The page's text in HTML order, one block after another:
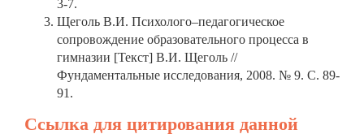
3-7.
Щеголь В.И. Психолого–педагогическое
сопровождение образовательного процесса в
гимназии [Текст] В.И. Щеголь //
Фундаментальные исследования, 2008. № 9. С. 89-
91.
Ссылка для цитирования данной